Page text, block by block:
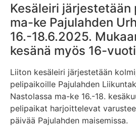
Kesäleiri
ma-ke Pajulahden
16.-18.6.2025.
kesänä myös 16-
Liiton kesäleiri järjestetään
pelipaikoille Pajulahden
Nastolassa ma-ke 16.-18.
pelipaikat harjoittelevat
päivää Pajulahden maisemissa.